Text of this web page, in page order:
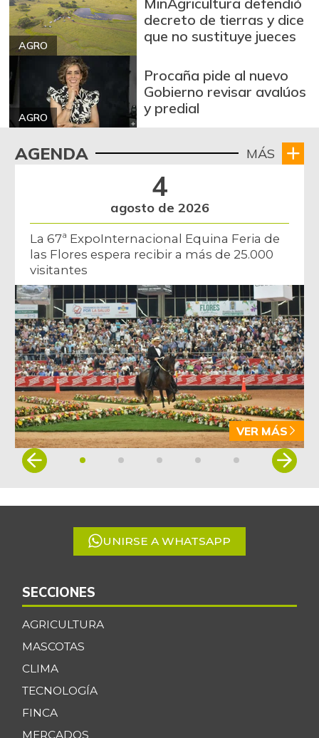
AGRO
decreto de tierras y dice
que no sustituye jueces
AGRO
Procaña pide al nuevo
Gobierno revisar avalúos
y predial
AGENDA MÁS
4
agosto de 2026
La 67ª ExpoInternacional Equina Feria de
las Flores espera recibir a más de 25.000
visitantes
VER MÁS
Item
5
UNIRSE A WHATSAPP
SECCIONES
AGRICULTURA
MASCOTAS
CLIMA
TECNOLOGÍA
FINCA
MERCADOS